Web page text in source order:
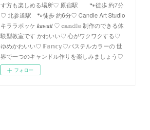
す方も楽しめる場所♡ 原宿駅 🐾徒歩 約7分
♡ 北参道駅 🐾徒歩 約6分♡ Candle Art Studio
キララポッケ 𝒌𝒂𝒘𝒂𝒊𝒊 ♡ 𝕔𝕒𝕟𝕕𝕝𝕖 制作のできる体
験型教室です かわいい♡ 心がワクワクする♡
ゆめかわいい♡ 𝔽𝕒𝕟𝕔𝕪♡パステルカラーの 世
界で一つのキャンドル作りを楽しみましょう♡
フォロー